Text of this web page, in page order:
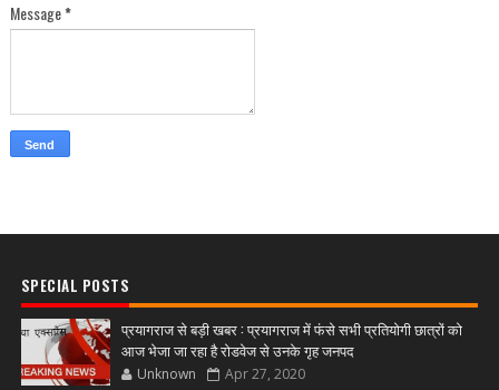
Message*
SPECIAL POSTS
प्रयागराज से बड़ी खबर : प्रयागराज में फंसे सभी प्रतियोगी छात्रों को
आज भेजा जा रहा है रोडवेज से उनके गृह जनपद
Unknown Apr 27, 2020